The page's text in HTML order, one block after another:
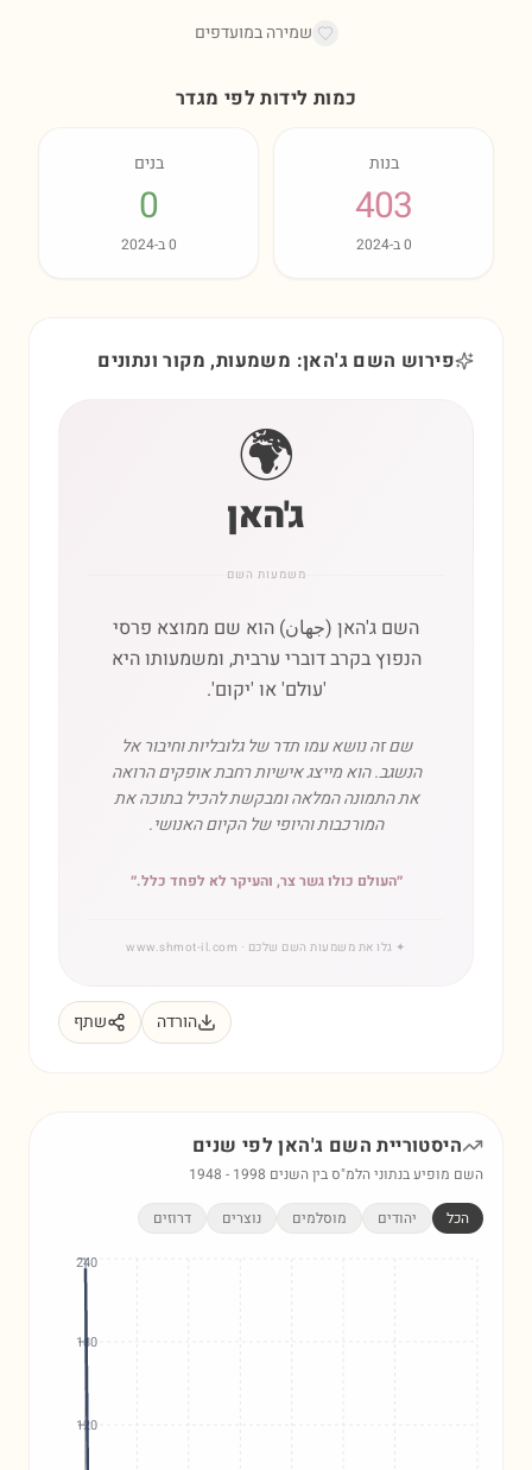
שמירה במועדפים
כמות לידות לפי מגדר
בנות
403
0ב-2024
בנים
0
0ב-2024
פירוש השם ג'האן: משמעות, מקור ונתונים
🌍
ג'האן
משמעות השם
השם ג'האן (جهان) הוא שם ממוצא פרסי
הנפוץ בקרב דוברי ערבית, ומשמעותו היא
'עולם' או 'יקום'.
שם זה נושא עמו תדר של גלובליות וחיבור אל
הנשגב. הוא מייצג אישיות רחבת אופקים הרואה
את התמונה המלאה ומבקשת להכיל בתוכה את
המורכבות והיופי של הקיום האנושי.
״העולם כולו גשר צר, והעיקר לא לפחד כלל.״
✦ גלו את משמעות השם שלכם · www.shmot-il.com
הורדה שתף
היסטוריית השם ג'האןלפי שנים
השם מופיע בנתוני הלמ"ס בין השנים 1948 - 1998
הכל יהודים מוסלמים נוצרים דרוזים
120
180
240